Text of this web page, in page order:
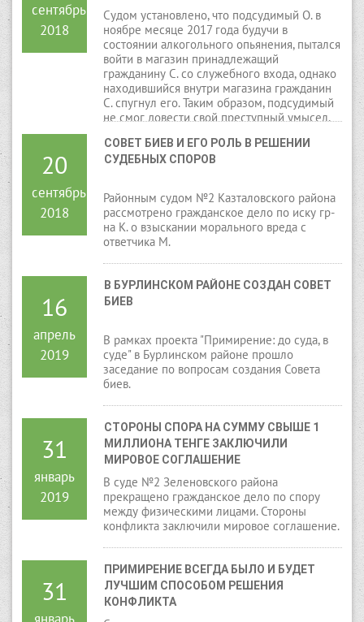
сентябрь
2018
Судом установлено, что подсудимый О. в
ноябре месяце 2017 года будучи в
состоянии алкогольного опьянения, пытался
войти в магазин принадлежащий
гражданину С. со служебного входа, однако
находившийся внутри магазина гражданин
С. спугнул его. Таким образом, подсудимый
не смог довести свой преступный умысел,
имеющихся в магазине денежных средств в
сумме 50 000 тенге, до конца по
Продолжая свою преступную деятельность,
в конце ноября месяца 2017 года,
подсудимый будучи в состоянии
алкогольного опьянения, путем
выдавливания пластикового окна незаконно
проник в дом гражданки Б., из которого
тайно похитил имущество, тем самым
причинил потерпевшей материальный
ущерб на общую сумму 186 500 тенге.
20
сентябрь
2018
СОВЕТ БИЕВ И ЕГО РОЛЬ В РЕШЕНИИ
СУДЕБНЫХ СПОРОВ
Районным судом №2 Казталовского района
рассмотрено гражданское дело по иску гр-
на К. о взыскании морального вреда с
ответчика М.
16
апрель
2019
В БУРЛИНСКОМ РАЙОНЕ СОЗДАН СОВЕТ
БИЕВ
В рамках проекта "Примирение: до суда, в
суде" в Бурлинском районе прошло
заседание по вопросам создания Совета
биев.
31
январь
2019
СТОРОНЫ СПОРА НА СУММУ СВЫШЕ 1
МИЛЛИОНА ТЕНГЕ ЗАКЛЮЧИЛИ
МИРОВОЕ СОГЛАШЕНИЕ
В суде №2 Зеленовского района
прекращено гражданское дело по спору
между физическими лицами. Стороны
конфликта заключили мировое соглашение.
31
ПРИМИРЕНИЕ ВСЕГДА БЫЛО И БУДЕТ
ЛУЧШИМ СПОСОБОМ РЕШЕНИЯ
КОНФЛИКТА